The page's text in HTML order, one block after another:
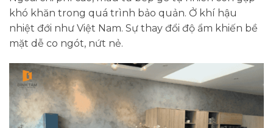
khó khăn trong quá trình bảo quản. Ở khí hậu
nhiệt đới như Việt Nam. Sự thay đổi độ ẩm khiến bề
mặt dễ co ngót, nứt nẻ.